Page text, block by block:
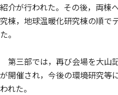
紹介が行われた。その後，両棟
究棟，地球温暖化研究棟の順で
た。
第三部では，再び会場を大山
が開催され，今後の環境研究等
われた。